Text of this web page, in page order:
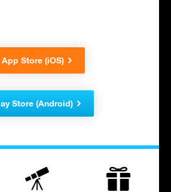
App Store (iOS)
Store (Android)